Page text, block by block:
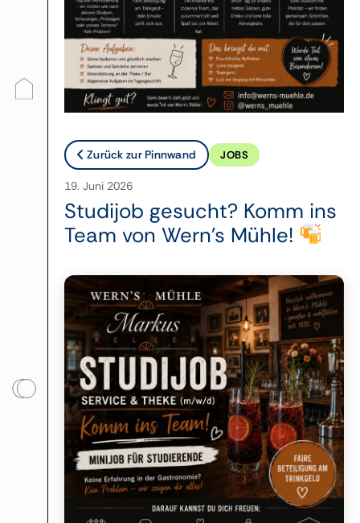
Zurück zur Pinnwand JOBS
19. Juni 2026
Studijob gesucht? Komm ins
Team von Wern’s Mühle!